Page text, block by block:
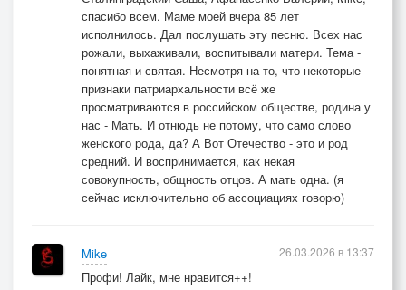
спасибо всем. Маме моей вчера 85 лет
исполнилось. Дал послушать эту песню. Всех нас
рожали, выхаживали, воспитывали матери. Тема -
понятная и святая. Несмотря на то, что некоторые
признаки патриархальности всё же
просматриваются в российском обществе, родина у
нас - Мать. И отнюдь не потому, что само слово
женского рода, да? А Вот Отечество - это и род
средний. И воспринимается, как некая
совокупность, общность отцов. А мать одна. (я
сейчас исключительно об ассоциациях говорю)
Mike
Профи! Лайк, мне нравится++!
26.03.2026 в 13:37